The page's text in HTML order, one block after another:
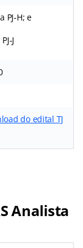
PJ-H; e
J
do edital TJ
Analista